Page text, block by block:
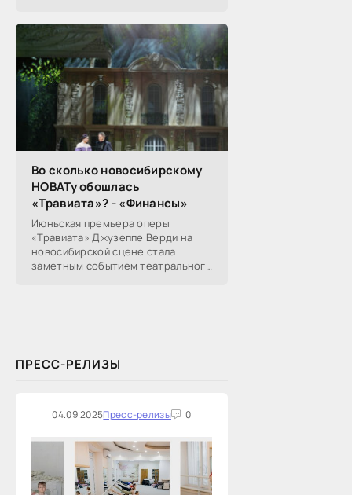
прокомментировал...
Во сколько новосибирскому
НОВАТу обошлась
«Травиата»? - «Финансы»
Июньская премьера оперы
«Травиата» Джузеппе Верди на
новосибирской сцене стала
заметным событием театрального
ПРЕСС-РЕЛИЗЫ
04.09.2025Пресс-релизы 0